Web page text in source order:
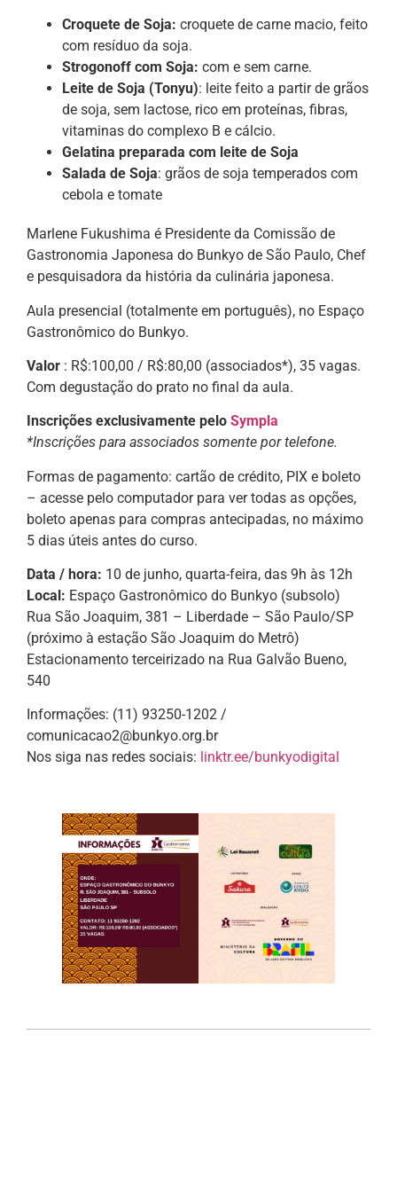
Croquete de Soja: croquete de carne macio, feito
com resíduo da soja.
Strogonoff com Soja: com e sem carne.
Leite de Soja (Tonyu): leite feito a partir de grãos
de soja, sem lactose, rico em proteínas, fibras,
vitaminas do complexo B e cálcio.
Gelatina preparada com leite de Soja
Salada de Soja: grãos de soja temperados com
cebola e tomate
Marlene Fukushima é Presidente da Comissão de
Gastronomia Japonesa do Bunkyo de São Paulo, Chef
e pesquisadora da história da culinária japonesa.
Aula presencial (totalmente em português), no Espaço
Gastronômico do Bunkyo.
Valor : R$:100,00 / R$:80,00 (associados*), 35 vagas.
Com degustação do prato no final da aula.
Inscrições exclusivamente pelo Sympla
*Inscrições para associados somente por telefone.
Formas de pagamento: cartão de crédito, PIX e boleto
– acesse pelo computador para ver todas as opções,
boleto apenas para compras antecipadas, no máximo
5 dias úteis antes do curso.
Data / hora: 10 de junho, quarta-feira, das 9h às 12h
Local: Espaço Gastronômico do Bunkyo (subsolo)
Rua São Joaquim, 381 – Liberdade – São Paulo/SP
(próximo à estação São Joaquim do Metrô)
Estacionamento terceirizado na Rua Galvão Bueno,
540
Informações: (11) 93250-1202 /
comunicacao2@bunkyo.org.br
Nos siga nas redes sociais: linktr.ee/bunkyodigital